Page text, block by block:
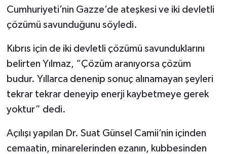
Cumhuriyeti’nin Gazze’de ateşkesi ve iki devletli
çözümü savunduğunu söyledi.
Kıbrıs için de iki devletli çözümü savunduklarını
belirten Yılmaz, “Çözüm aranıyorsa çözüm
budur. Yıllarca denenip sonuç alınamayan şeyleri
tekrar tekrar deneyip enerji kaybetmeye gerek
yoktur” dedi.
Açılışı yapılan Dr. Suat Günsel Camii’nin içinden
cemaatin, minarelerinden ezanın, kubbesinden